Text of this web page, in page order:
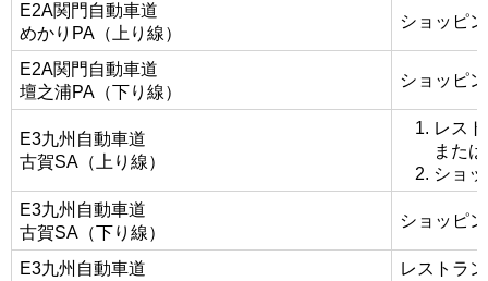
E2A関門自動車道
めかりPA（上り線）
ショッピ
E2A関門自動車道
壇之浦PA（下り線）
ショッピ
E3九州自動車道
古賀SA（上り線）
レス
または
ショ
E3九州自動車道
古賀SA（下り線）
ショッピ
E3九州自動車道
レストラ